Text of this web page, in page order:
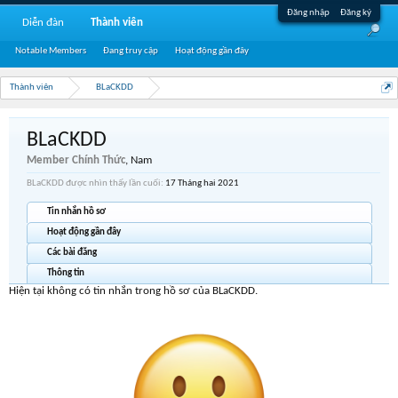
Đăng nhập Đăng ký
Thành viên BLaCKDD
BLaCKDD
Member Chính Thức, Nam
BLaCKDD được nhìn thấy lần cuối: 17 Tháng hai 2021
Tin nhắn hồ sơ
Hoạt động gần đây
Các bài đăng
Thông tin
Hiện tại không có tin nhắn trong hồ sơ của BLaCKDD.
Diễn đàn Thành viên
Notable Members Đang truy cập Hoạt động gần đây